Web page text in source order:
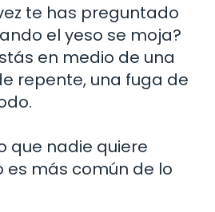
te has preguntado
el yeso se moja?
en medio de una
repente, una fuga de
que nadie quiere
es más común de lo